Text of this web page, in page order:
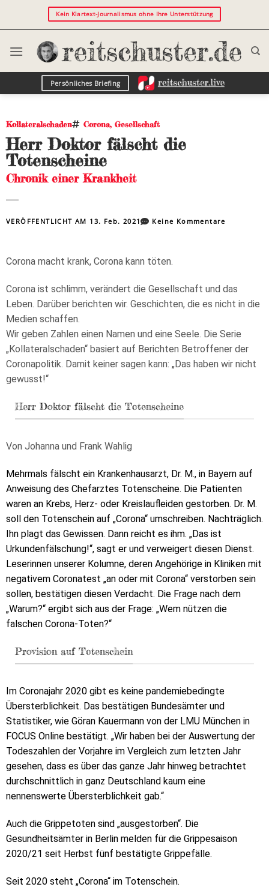
Kein Klartext-Journalismus ohne Ihre Unterstützung
Persönliches Briefing
Kollateralschaden Corona, Gesellschaft
Herr Doktor fälscht die
Totenscheine
Chronik einer Krankheit
VERÖFFENTLICHT AM 13. Feb. 2021 Keine Kommentare
Corona macht krank, Corona kann töten.
Corona ist schlimm, verändert die Gesellschaft und das
Leben. Darüber berichten wir. Geschichten, die es nicht in die
Medien schaffen.
Wir geben Zahlen einen Namen und eine Seele. Die Serie
„Kollateralschaden“ basiert auf Berichten Betroffener der
Coronapolitik. Damit keiner sagen kann: „Das haben wir nicht
gewusst!“
Herr Doktor fälscht die Totenscheine
Von Johanna und Frank Wahlig
Mehrmals fälscht ein Krankenhausarzt, Dr. M., in Bayern auf
Anweisung des Chefarztes Totenscheine. Die Patienten
waren an Krebs, Herz- oder Kreislaufleiden gestorben. Dr. M.
soll den Totenschein auf „Corona“ umschreiben. Nachträglich.
Ihn plagt das Gewissen. Dann reicht es ihm. „Das ist
Urkundenfälschung!“, sagt er und verweigert diesen Dienst.
Leserinnen unserer Kolumne, deren Angehörige in Kliniken mit
negativem Coronatest „an oder mit Corona“ verstorben sein
sollen, bestätigen diesen Verdacht. Die Frage nach dem
„Warum?“ ergibt sich aus der Frage: „Wem nützen die
falschen Corona-Toten?“
Provision auf Totenschein
Im Coronajahr 2020 gibt es keine pandemiebedingte
Übersterblichkeit. Das bestätigen Bundesämter und
Statistiker, wie Göran Kauermann von der LMU München in
FOCUS Online bestätigt. „Wir haben bei der Auswertung der
Todeszahlen der Vorjahre im Vergleich zum letzten Jahr
gesehen, dass es über das ganze Jahr hinweg betrachtet
durchschnittlich in ganz Deutschland kaum eine
nennenswerte Übersterblichkeit gab.“
Auch die Grippetoten sind „ausgestorben“. Die
Gesundheitsämter in Berlin melden für die Grippesaison
2020/21 seit Herbst fünf bestätigte Grippefälle.
Seit 2020 steht „Corona“ im Totenschein.